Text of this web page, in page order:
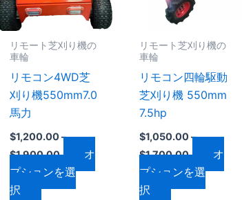
ン
商
ペ
ー
か
ら
選
択
ン
商
ペ
ー
か
ら
選
択
リモート芝刈り機の
車輪
リモコン4WD芝
刈り機550mm7.0
馬力
$1,200.00–
$1,900.00
オ
プションを選
択
は
数
バ
リ
ー
シ
ョ
ン
リモート芝刈り機の
車輪
リモコン四輪駆動
芝刈り機 550mm
7.5hp
$1,050.00–
$1,700.00
オ
プションを選
択
は
数
バ
リ
ー
シ
ョ
ン